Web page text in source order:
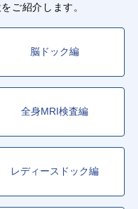
ご紹介します。
脳ドック編
全身MRI検査編
レディースドック編